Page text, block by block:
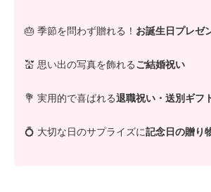
🎂 季節を問わず贈れる！ お誕生日プレゼ
💒 思い出の写真を飾れるご結婚祝い
💐 実用的で喜ばれる退職祝い・送別ギフ
💍 大切な日のサプライズに記念日の贈り